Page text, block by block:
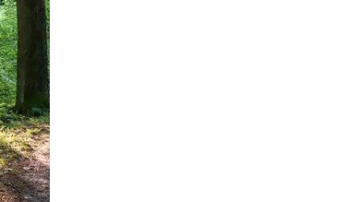
pomocou dotykových gest či potiahnutia prstom.